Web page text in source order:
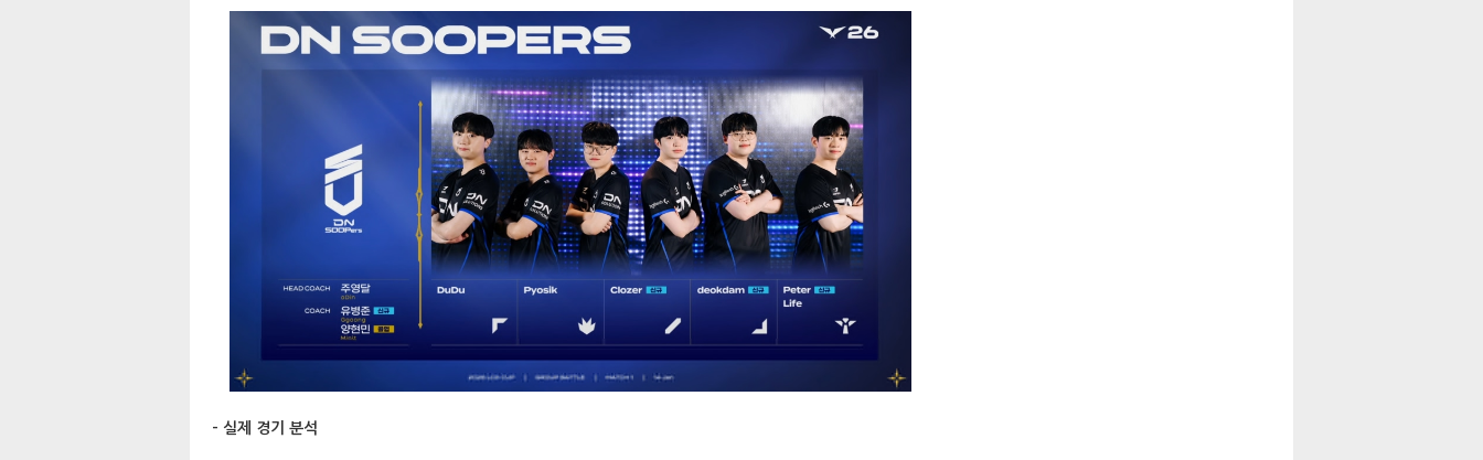
- 실제 경기 분석